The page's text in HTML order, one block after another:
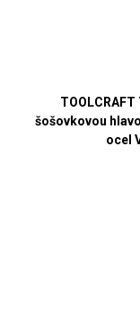
šošovkovou
ocel